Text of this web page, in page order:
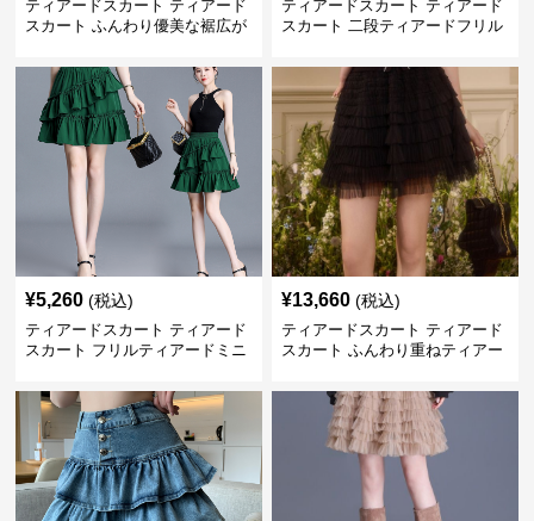
ティアードスカート ティアード
スカート ふんわり優美な裾広が
ティアードスカート ティアード
スカート 二段ティアードフリル
¥5,260 (税込)
ティアードスカート ティアード
スカート フリルティアードミニ
¥13,660 (税込)
ティアードスカート ティアード
スカート ふんわり重ねティアー